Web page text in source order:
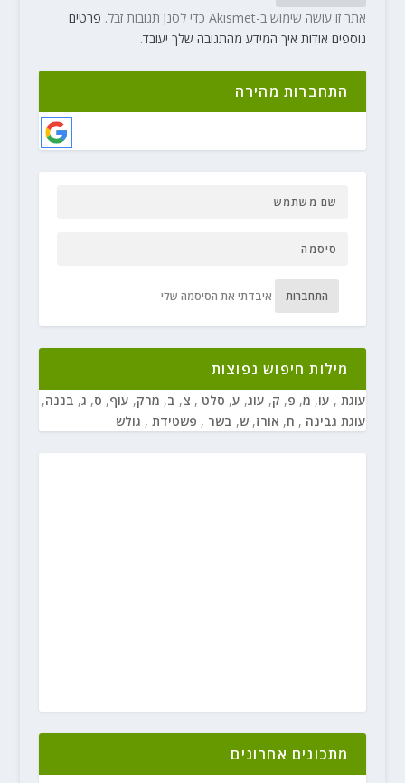
אתר זו עושה שימוש ב-Akismet כדי לסנן תגובות זבל.
פרטים
נוספים אודות איך המידע מהתגובה שלך יעובד.
התחברות מהירה
התחברות איבדתי את הסיסמה שלי
מילות חיפוש נפוצות
עוגת , עו, מ, פ, ק, עוג, ע, סלט , צ, ב, מרק, עוף, ס, ג, בננה,
עוגת גבינה , ח, אורז, ש, בשר , פשטידת , גולש
מתכונים אחרונים